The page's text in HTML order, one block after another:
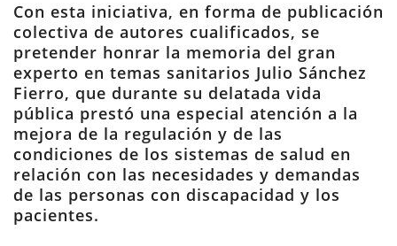
Con esta iniciativa, en forma de publicación
colectiva de autores cualificados, se
pretender honrar la memoria del gran
experto en temas sanitarios Julio Sánchez
Fierro, que durante su delatada vida
pública prestó una especial atención a la
mejora de la regulación y de las
condiciones de los sistemas de salud en
relación con las necesidades y demandas
de las personas con discapacidad y los
pacientes.